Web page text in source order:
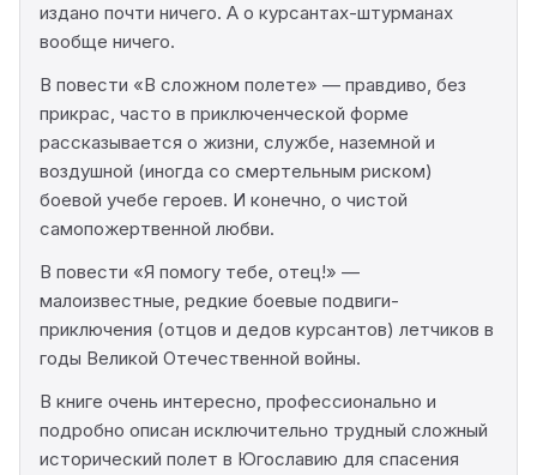
издано почти ничего. А о курсантах-штурманах
вообще ничего.
В повести «В сложном полете» — правдиво, без
прикрас, часто в приключенческой форме
рассказывается о жизни, службе, наземной и
воздушной (иногда со смертельным риском)
боевой учебе героев. И конечно, о чистой
самопожертвенной любви.
В повести «Я помогу тебе, отец!» —
малоизвестные, редкие боевые подвиги-
приключения (отцов и дедов курсантов) летчиков в
годы Великой Отечественной войны.
В книге очень интересно, профессионально и
подробно описан исключительно трудный сложный
исторический полет в Югославию для спасения